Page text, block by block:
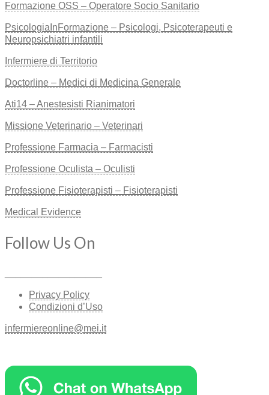
Formazione OSS – Operatore Socio Sanitario
PsicologiaInFormazione – Psicologi, Psicoterapeuti e
Neuropsichiatri infantili
Infermiere di Territorio
Doctorline – Medici di Medicina Generale
Ati14 – Anestesisti Rianimatori
Missione Veterinario – Veterinari
Professione Farmacia – Farmacisti
Professione Oculista – Oculisti
Professione Fisioterapisti – Fisioterapisti
Medical Evidence
Follow Us On
Privacy Policy
Condizioni d’Uso
infermiereonline@mei.it